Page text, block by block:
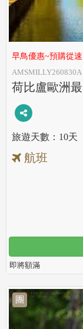
早鳥優惠~預購從速
AMSMILLY260830A
荷比盧歐洲
10天
航班
即將額滿
團